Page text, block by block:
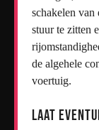
schakelen
stuur te zitten
de algehele
voertuig.
Laat